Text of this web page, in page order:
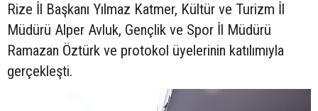
Rize İl Başkanı Yılmaz Katmer, Kültür ve Turizm İl
Müdürü Alper Avluk, Gençlik ve Spor İl Müdürü
Ramazan Öztürk ve protokol üyelerinin katılımıyla
gerçekleşti.